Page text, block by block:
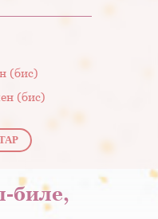
биле,
(бис)
(бис)